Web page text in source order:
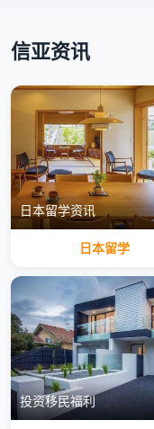
信亚资讯
日本留学资讯
日本留学
投资移民福利